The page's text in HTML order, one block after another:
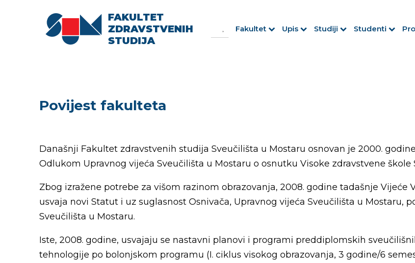
FAKULTET
ZDRAVSTVENIH
STUDIJA
for:
Fakultet Upis Studiji Studenti
Povijest fakulteta
Današnji Fakultet zdravstvenih studija Sveučilišta u Mostaru osnovan je 2000.
Odlukom Upravnog vijeća Sveučilišta u Mostaru o osnutku Visoke zdravstvene škole
Zbog izražene potrebe za višom razinom obrazovanja, 2008. godine tadašnje Vijeće
usvaja novi Statut i uz suglasnost Osnivača, Upravnog vijeća Sveučilišta u Mostaru,
Sveučilišta u Mostaru.
Iste, 2008. godine, usvajaju se nastavni planovi i programi preddiplomskih
tehnologije po bolonjskom programu (I. ciklus visokog obrazovanja, 3 godine/6